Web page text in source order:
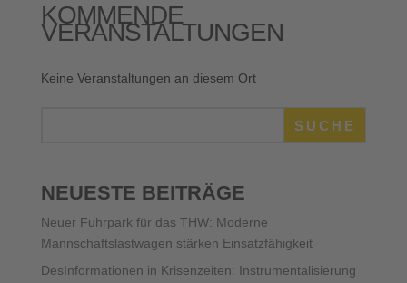
KOMMENDE
VERANSTALTUNGEN
Keine Veranstaltungen an diesem Ort
SUCHE
NEUESTE BEITRÄGE
Neuer Fuhrpark für das THW: Moderne
Mannschaftslastwagen stärken Einsatzfähigkeit
DesInformationen in Krisenzeiten: Instrumentalisierung